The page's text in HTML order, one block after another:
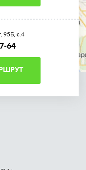
95Б, с.4
64